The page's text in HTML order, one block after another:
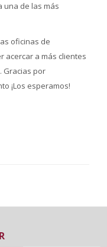
una de las más
oficinas de
acercar a más clientes
Gracias por
¡Los esperamos!